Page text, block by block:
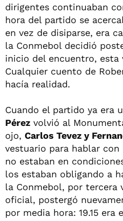
dirigentes continuaban
hora del partido se
en vez de disiparse, era
la Conmebol decidió
inicio del encuentro, esta
Cualquier cuento de
hacía realidad.
Cuando el partido ya era
Pérez volvió al
ojo, Carlos Tevez y
vestuario para hablar
no estaban en
los estaban obligando a
la Conmebol, por tercera
oficial, postergó
por media hora: 19.15